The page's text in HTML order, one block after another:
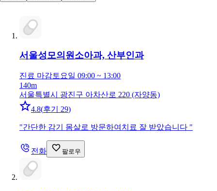
서울성모의원소아과, 산부인과
진료 마감토요일 09:00 ~ 13:00
140m
서울특별시 광진구 아차산로 220 (자양동)
4.8(후기 29)
"간단한 감기 몸살로 방문하여치료 잘 받았습니다 "
전화 팔로우